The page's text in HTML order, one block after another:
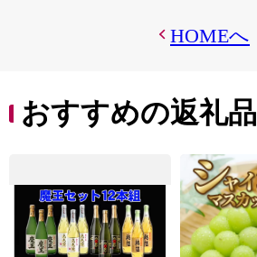
HOMEへ
おすすめの返礼品